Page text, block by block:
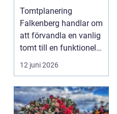
genomtänkt
trädgård som
håller över tid
Tomtplanering
Falkenberg handlar om
att förvandla en vanlig
tomt till en funktionell,
vacker oc...
12 juni 2026